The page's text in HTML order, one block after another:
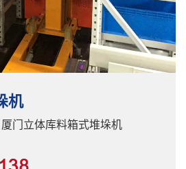
机
门立体库料箱式堆垛机